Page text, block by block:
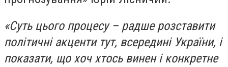
«Суть цього процесу – радше розставити
політичні акценти тут, всередині України, і
показати, що хоч хтось винен і конкретне